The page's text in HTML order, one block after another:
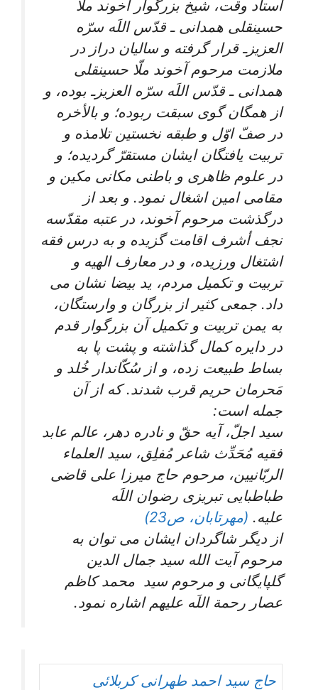
استاد وقت، شيخ بزرگوار آخوند ملّا
حسينقلى همدانى ـ قدّس اللَه سرّه
العزيزـ قرار گرفته و ساليان دراز در
ملازمت مرحوم آخوند ملّا حسينقلى
همدانى ـ قدّس اللَه سرّه العزيزـ بوده، و
از همگان گوى سبقت ربوده؛ و بالأخره
در صفّ اوّل و طبقه نخستين تلامذه و
تربيت يافتگان ايشان مستقرّ گرديده؛ و
در علوم ظاهرى و باطنى مكانى مكين و
مقامى امين اشغال نمود. و بعد از
درگذشت مرحوم آخوند، در عتبه مقدّسه
نجف أشرف اقامت گزيده و به درس فقه
اشتغال ورزيده، و در معارف الهيه و
تربيت و تكميل مردم، يد بيضا نشان مى
‏داد. جمعى كثير از بزرگان و وارستگان،
به يمن تربيت و تكميل آن بزرگوار قدم
در دايره كمال گذاشته و پشت پا به
بساط طبيعت زده، و از سُكّان‏دار خُلد و
مَحرمان حريم قرب شدند. كه از آن
جمله است:
سيد اجلّ، آيه حقّ و نادره دهر، عالم عابد
فقيه مُحَدِّث شاعر مُفلِق، سيد العلماء
الربّانيين، مرحوم حاج ميرزا على قاضى
طباطبايى تبريزى رضوان اللَه
علیه. (مهرتابان، ص23)
از دیگر شاگردان ایشان می توان به
مرحوم آیت الله سید جمال الدین
گلپایگانی و مرحوم سید محمد کاظم
عصار رحمة اللَه علیهم اشاره نمود.
حاج سید احمد طهرانی کربلائی